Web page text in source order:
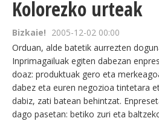
Kolorezko urteak
Bizkaie! 2005-12-02 00:00
Orduan, alde batetik aurrezten
Inprimagailuak egiten dabezan
doaz: produktuak gero eta
dabez eta euren negozioa tintetara
dabiz, zati batean behintzat.
dago pasetan: betiko zuri eta